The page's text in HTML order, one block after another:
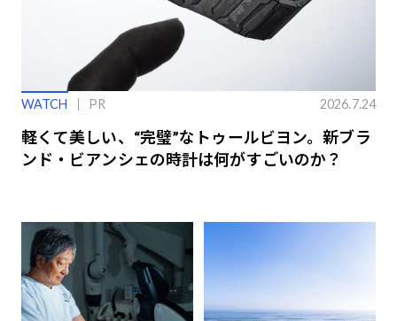
WATCH PR 2026.7.24
軽くて美しい、“完璧”なトゥールビヨン。新ブラ
ンド・ビアンシェの時計は何がすごいのか？